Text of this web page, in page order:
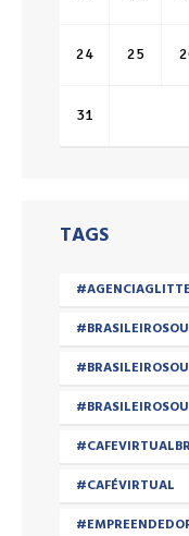
24 25
31
TAGS
#BRASILEIROSOU
#CAFÉVIRTUAL